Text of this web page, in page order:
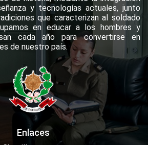
y tecnologías actuales, junto
que caracterizan al soldado
en educar a los hombres y
cada año para convertirse en
de nuestro país.
Enlaces